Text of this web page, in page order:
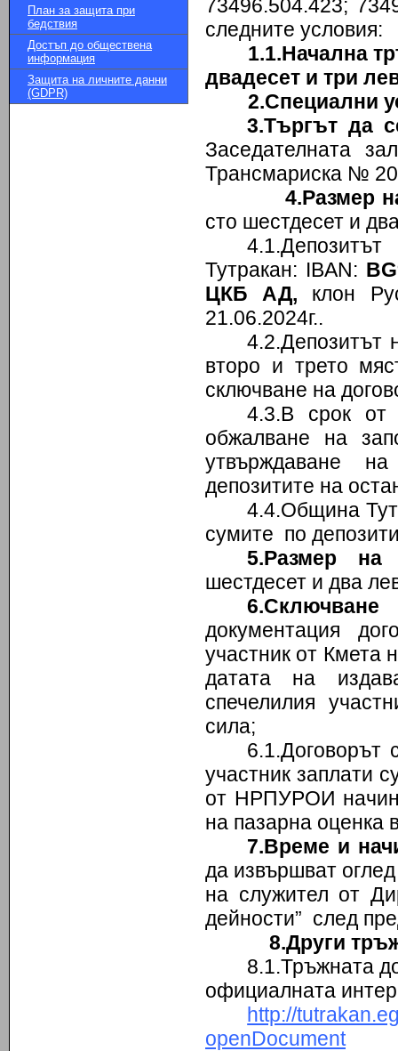
План за защита при
бедствия
Достъп до обществена
информация
Защита на личните данни
(GDPR)
73496.504.423;
следните условия:
1.1.Начална
двадесет и три
2.Специални
3.Търгът да
Заседателната
Трансмариска № 20
4.Размер
сто шестдесет и
Тутракан: IBAN: BG
ЦКБ АД, клон
21.06.2024г..
4.2.Депозитът
второ и трето
сключване на
4.3.В срок от
обжалване на
утвърждаване
депозитите на
4.4.Община
сумите по
5.Размер на
шестдесет и два
6.Сключване
документация
участник от Кмета
датата на
спечелилия
сила;
6.1.Договорът
участник заплати
от НРПУРОИ начин,
на пазарна оценка
7.Време и
да извършват
на служител от
дейности” след
8.Други
8.1.Тръжната
официалната
http://
openDocument